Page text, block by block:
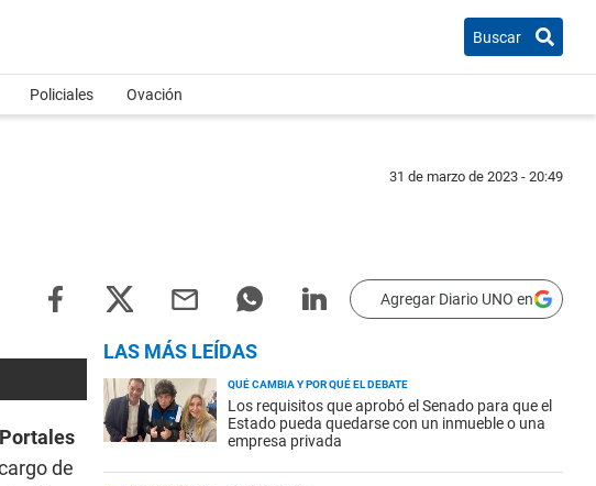
Buscar
Policiales Ovación
31 de marzo de 2023 - 20:49
Agregar Diario UNO en
de
LAS MÁS LEÍDAS
QUÉ CAMBIA Y POR QUÉ EL DEBATE
Los requisitos que aprobó el Senado para que el
Estado pueda quedarse con un inmueble o una
empresa privada